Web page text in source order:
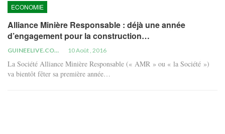
ECONOMIE
Alliance Minière Responsable : déjà une année
d’engagement pour la construction…
GUINEELIVE.COM 10 Août , 2016
La Société Alliance Minière Responsable (« AMR » ou « la Société »)
va bientôt fêter sa première année…